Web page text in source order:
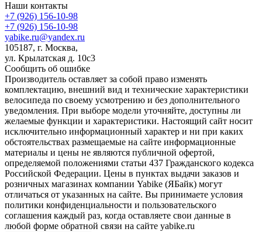
Наши контакты
+7 (926) 156-10-98
+7 (926) 156-10-98
yabike.ru@yandex.ru
105187, г. Москва,
ул. Крылатская д. 10с3
Сообщить об ошибке
Производитель оставляет за собой право изменять
комплектацию, внешний вид и технические характеристики
велосипеда по своему усмотрению и без дополнительного
уведомления. При выборе модели уточняйте, доступны ли
желаемые функции и характеристики. Настоящий сайт носит
исключительно информационный характер и ни при каких
обстоятельствах размещаемые на сайте информационные
материалы и цены не являются публичной офертой,
определяемой положениями статьи 437 Гражданского кодекса
Российской Федерации. Цены в пунктах выдачи заказов и
розничных магазинах компании Yabike (ЯБайк) могут
отличаться от указанных на сайте. Вы принимаете условия
политики конфиденциальности и пользовательского
соглашения каждый раз, когда оставляете свои данные в
любой форме обратной связи на сайте yabike.ru